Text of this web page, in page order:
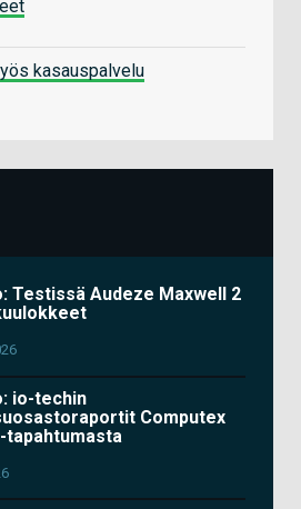
kasauspalvelu
Testissä Audeze Maxwell 2
io-techin
Computex
tapahtumasta